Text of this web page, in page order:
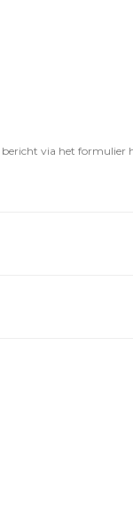
via het formulier